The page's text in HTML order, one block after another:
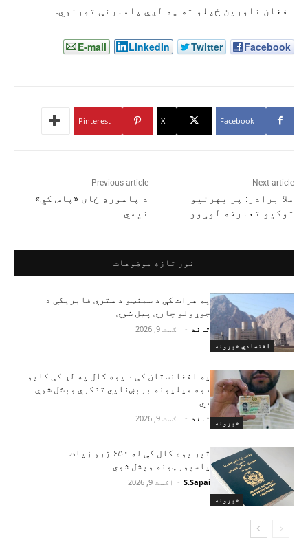
افغان ناورین ځپلو ته په لږې پاملرنې تورنوي.
Facebook
Twitter
LinkedIn
E-mail
Facebook
X
Pinterest
Previous article
د پاسورډ ځای «پاس کي»
نیسي
Next article
ملا برادر: پر بهرنیو
توکیو تعارفه لوړوو
نور تازه موضوعات
اقتصادي خبرونه
په هرات کې د سمنټو د سترې فابریکې د
جوړولو چارې پیل شوې
تاند - اګست 9, 2026
خبرونه
په افغانستان کې د یوه کال په لړ کې کابو
دوه میلیونه برېښنايي تذکرې وېشل شوې
دي
تاند - اګست 9, 2026
خبرونه
تېر یوه کال کې له ۶۵۰ زرو زیات
پاسپورټونه وېشل شوي
S.Sapai
- اګست 9, 2026